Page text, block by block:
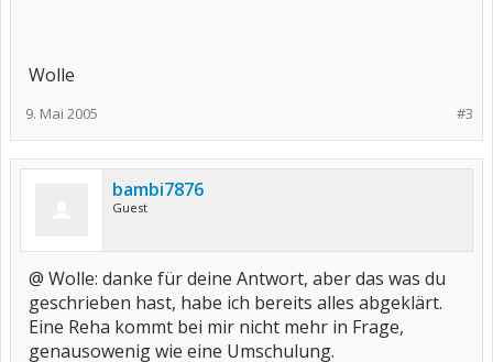
Wolle
#3
9. Mai 2005
bambi7876
Guest
@ Wolle: danke für deine Antwort, aber das was du
geschrieben hast, habe ich bereits alles abgeklärt.
Eine Reha kommt bei mir nicht mehr in Frage,
genausowenig wie eine Umschulung.